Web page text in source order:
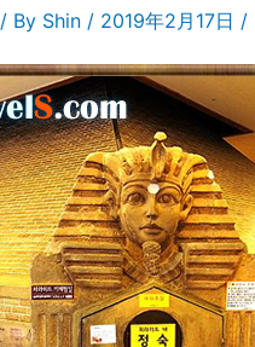
/ By Shin / 2019年2月17日 /